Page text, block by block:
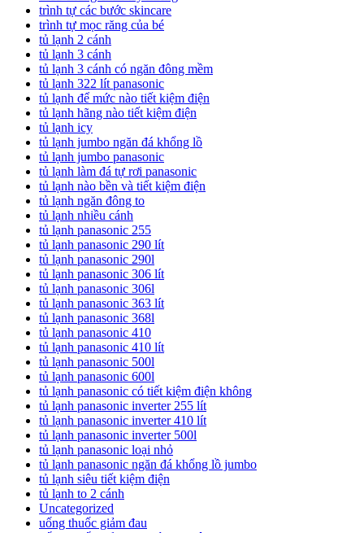
trình tự các bước skincare
trình tự mọc răng của bé
tủ lạnh 2 cánh
tủ lạnh 3 cánh
tủ lạnh 3 cánh có ngăn đông mềm
tủ lạnh 322 lít panasonic
tủ lạnh để mức nào tiết kiệm điện
tủ lạnh hãng nào tiết kiệm điện
tủ lạnh icy
tủ lạnh jumbo ngăn đá khổng lồ
tủ lạnh jumbo panasonic
tủ lạnh làm đá tự rơi panasonic
tủ lạnh nào bền và tiết kiệm điện
tủ lạnh ngăn đông to
tủ lạnh nhiều cánh
tủ lạnh panasonic 255
tủ lạnh panasonic 290 lít
tủ lạnh panasonic 290l
tủ lạnh panasonic 306 lít
tủ lạnh panasonic 306l
tủ lạnh panasonic 363 lít
tủ lạnh panasonic 368l
tủ lạnh panasonic 410
tủ lạnh panasonic 410 lít
tủ lạnh panasonic 500l
tủ lạnh panasonic 600l
tủ lạnh panasonic có tiết kiệm điện không
tủ lạnh panasonic inverter 255 lít
tủ lạnh panasonic inverter 410 lít
tủ lạnh panasonic inverter 500l
tủ lạnh panasonic loại nhỏ
tủ lạnh panasonic ngăn đá khổng lồ jumbo
tủ lạnh siêu tiết kiệm điện
tủ lạnh to 2 cánh
Uncategorized
uống thuốc giảm đau